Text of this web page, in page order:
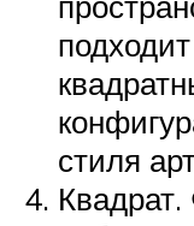
стиля